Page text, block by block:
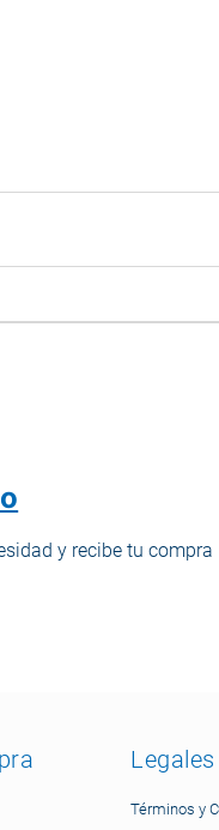
y recibe tu compra
Legales
Términos y